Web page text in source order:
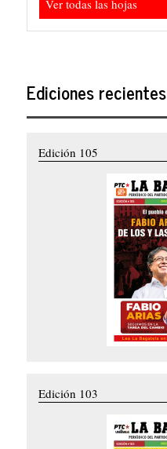
Ver todas las hojas
Ediciones recientes
Edición 105
Edición 103